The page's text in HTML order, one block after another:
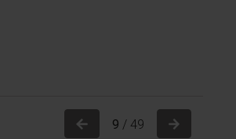
Previous
9 / 49